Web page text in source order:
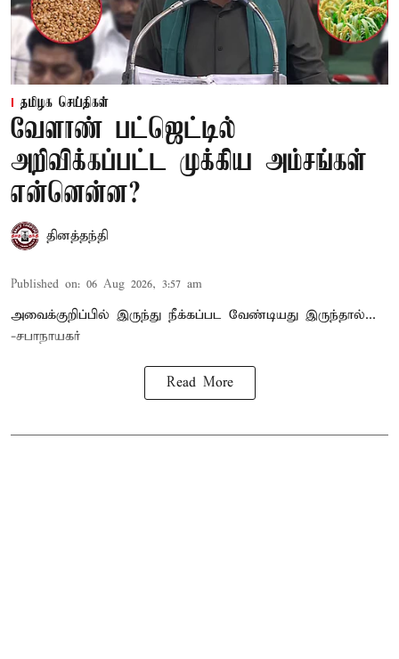
தமிழக செய்திகள்
வேளாண் பட்ஜெட்டில்
அறிவிக்கப்பட்ட முக்கிய அம்சங்கள்
என்னென்ன?
தினத்தந்தி
Published on: 06 Aug 2026, 3:57 am
அவைக்குறிப்பில் இருந்து நீக்கப்பட வேண்டியது இருந்தால்...
-சபாநாயகர்
Read More